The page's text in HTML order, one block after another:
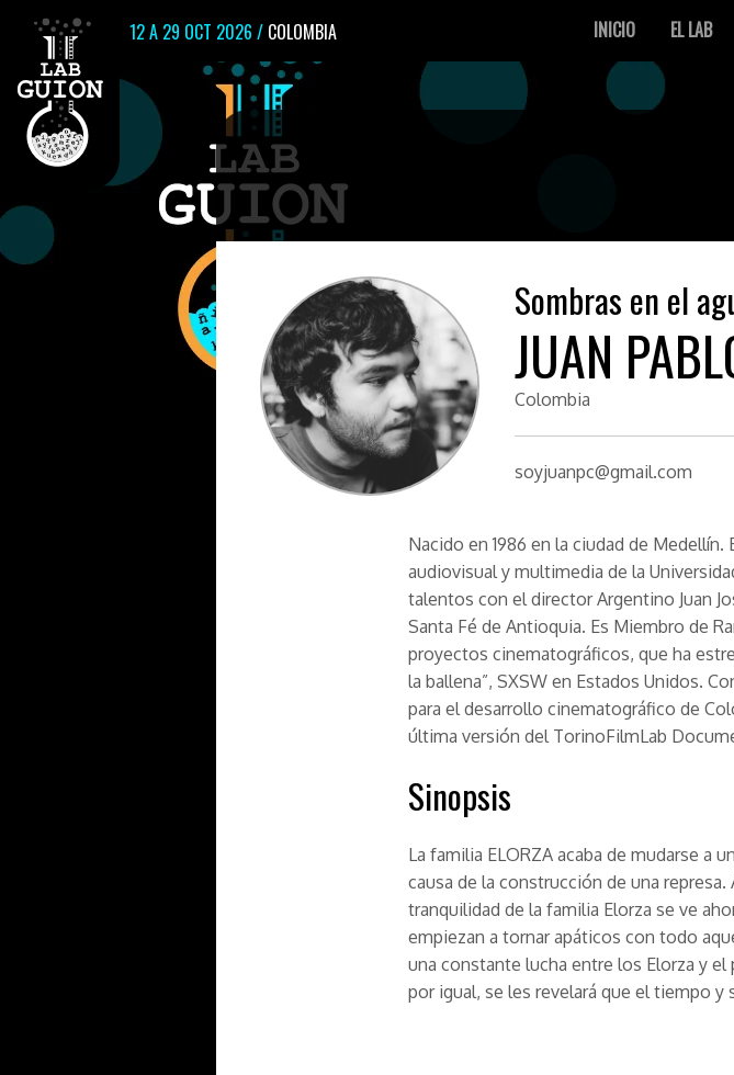
12 A 29 OCT 2026 / COLOMBIA INICIO EL LAB
Sombras en el
JUAN
Colombia
soyjuanpc@gmail.com
Nacido en 1986 en la ciudad de
audiovisual y multimedia de la
talentos con el director Argentino Juan
Santa Fé de Antioquia. Es Miembro de
proyectos cinematográficos, que ha
la ballena”, SXSW en Estados Unidos.
para el desarrollo cinematográfico de
última versión del TorinoFilmLab
Sinopsis
La familia ELORZA acaba de mudarse a
causa de la construcción de una
tranquilidad de la familia Elorza se ve
empiezan a tornar apáticos con todo
una constante lucha entre los Elorza y
por igual, se les revelará que el tiempo